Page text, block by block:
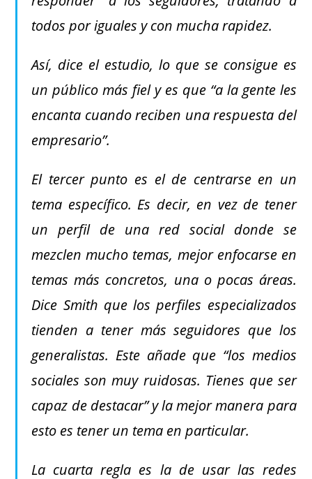
todos por iguales y con mucha rapidez.
Así, dice el estudio, lo que se consigue es
un público más fiel y es que “a la gente les
encanta cuando reciben una respuesta del
empresario”.
El tercer punto es el de centrarse en un
tema específico. Es decir, en vez de tener
un perfil de una red social donde se
mezclen mucho temas, mejor enfocarse en
temas más concretos, una o pocas áreas.
Dice Smith que los perfiles especializados
tienden a tener más seguidores que los
generalistas. Este añade que “los medios
sociales son muy ruidosas. Tienes que ser
capaz de destacar” y la mejor manera para
esto es tener un tema en particular.
La cuarta regla es la de usar las redes